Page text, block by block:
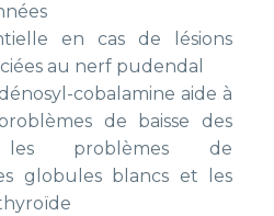
en cas de lésions
au nerf pudendal
cobalamine aide à
de baisse des
les problèmes de
globules blancs et les